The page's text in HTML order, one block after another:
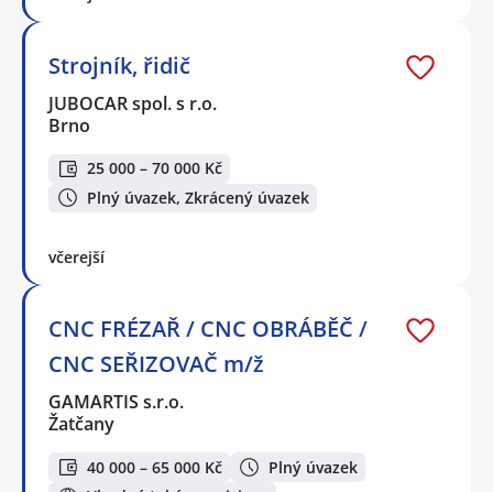
Strojník, řidič
JUBOCAR spol. s r.o.
Brno
25 000 – 70 000 Kč
Plný úvazek, Zkrácený úvazek
včerejší
CNC FRÉZAŘ / CNC OBRÁBĚČ /
CNC SEŘIZOVAČ m/ž
GAMARTIS s.r.o.
Žatčany
40 000 – 65 000 Kč
Plný úvazek